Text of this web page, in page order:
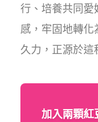
行、培養共同愛
感，牢固地轉
久力，正源於這
加入兩顆紅